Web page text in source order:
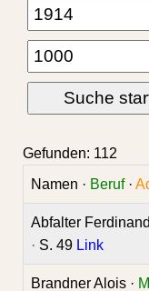
Gefunden: 112
Namen · Beruf·
Abfalter Ferdinand
· S. 49 Link
Brandner Alois ·